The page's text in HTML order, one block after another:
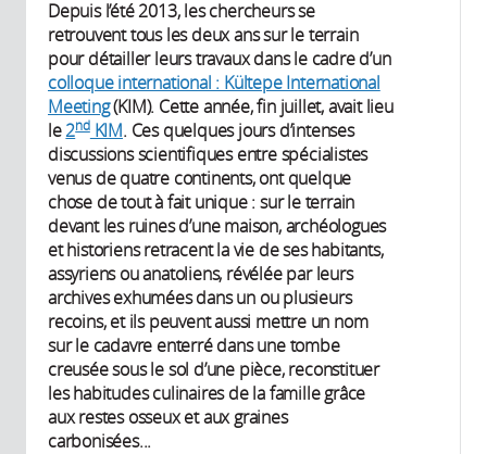
Depuis l’été 2013, les chercheurs se
retrouvent tous les deux ans sur le terrain
pour détailler leurs travaux dans le cadre d’un
colloque international : Kültepe International
Meeting(KIM). Cette année, fin juillet, avait lieu
le2ndKIM. Ces quelques jours d’intenses
discussions scientifiques entre spécialistes
venus de quatre continents, ont quelque
chose de tout à fait unique : sur le terrain
devant les ruines d’une maison, archéologues
et historiens retracent la vie de ses habitants,
assyriens ou anatoliens, révélée par leurs
archives exhumées dans un ou plusieurs
recoins, et ils peuvent aussi mettre un nom
sur le cadavre enterré dans une tombe
creusée sous le sol d’une pièce, reconstituer
les habitudes culinaires de la famille grâce
aux restes osseux et aux graines
carbonisées...